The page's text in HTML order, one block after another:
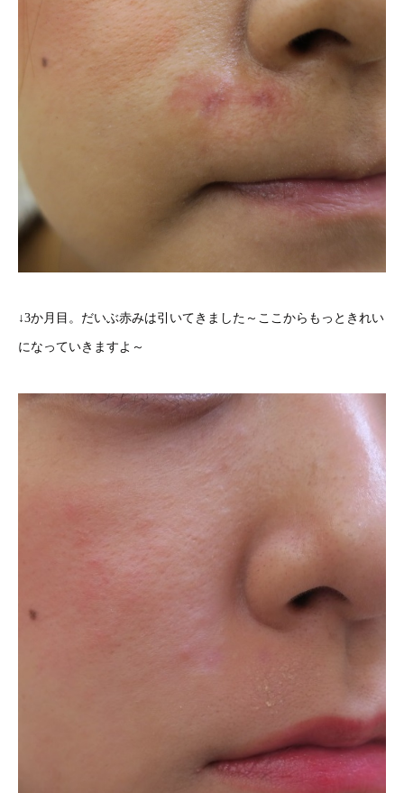
↓3か月目。だいぶ赤みは引いてきました～ここからもっときれい
になっていきますよ～